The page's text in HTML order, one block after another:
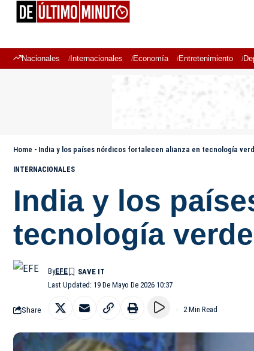
Nacionales Internacionales Economía Entretenimiento
Home - India y los países nórdicos fortalecen alianza en tecnología
INTERNACIONALES
India y los
tecnología verde
Last Updated: 19 De Mayo De 2026 10:37
ByEFE
Share 2 Min Read